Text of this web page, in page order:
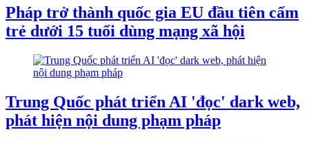
Pháp trở thành quốc gia EU đầu tiên cấm
trẻ dưới 15 tuổi dùng mạng xã hội
Trung Quốc phát triển AI 'đọc' dark web,
phát hiện nội dung phạm pháp